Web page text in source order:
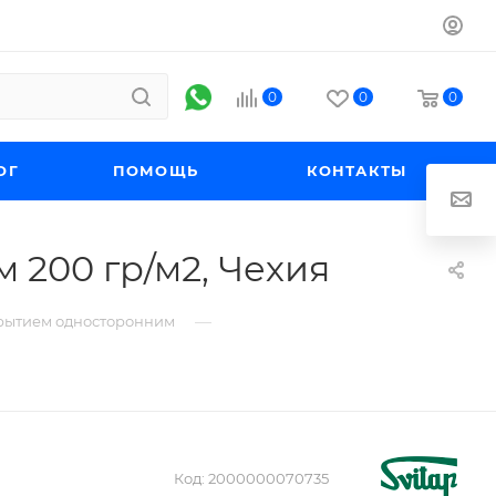
0 0 0
ПОМОЩЬ КОНТАКТЫ
200 гр/м2, Чехия
односторонним —
Код: 2000000070735